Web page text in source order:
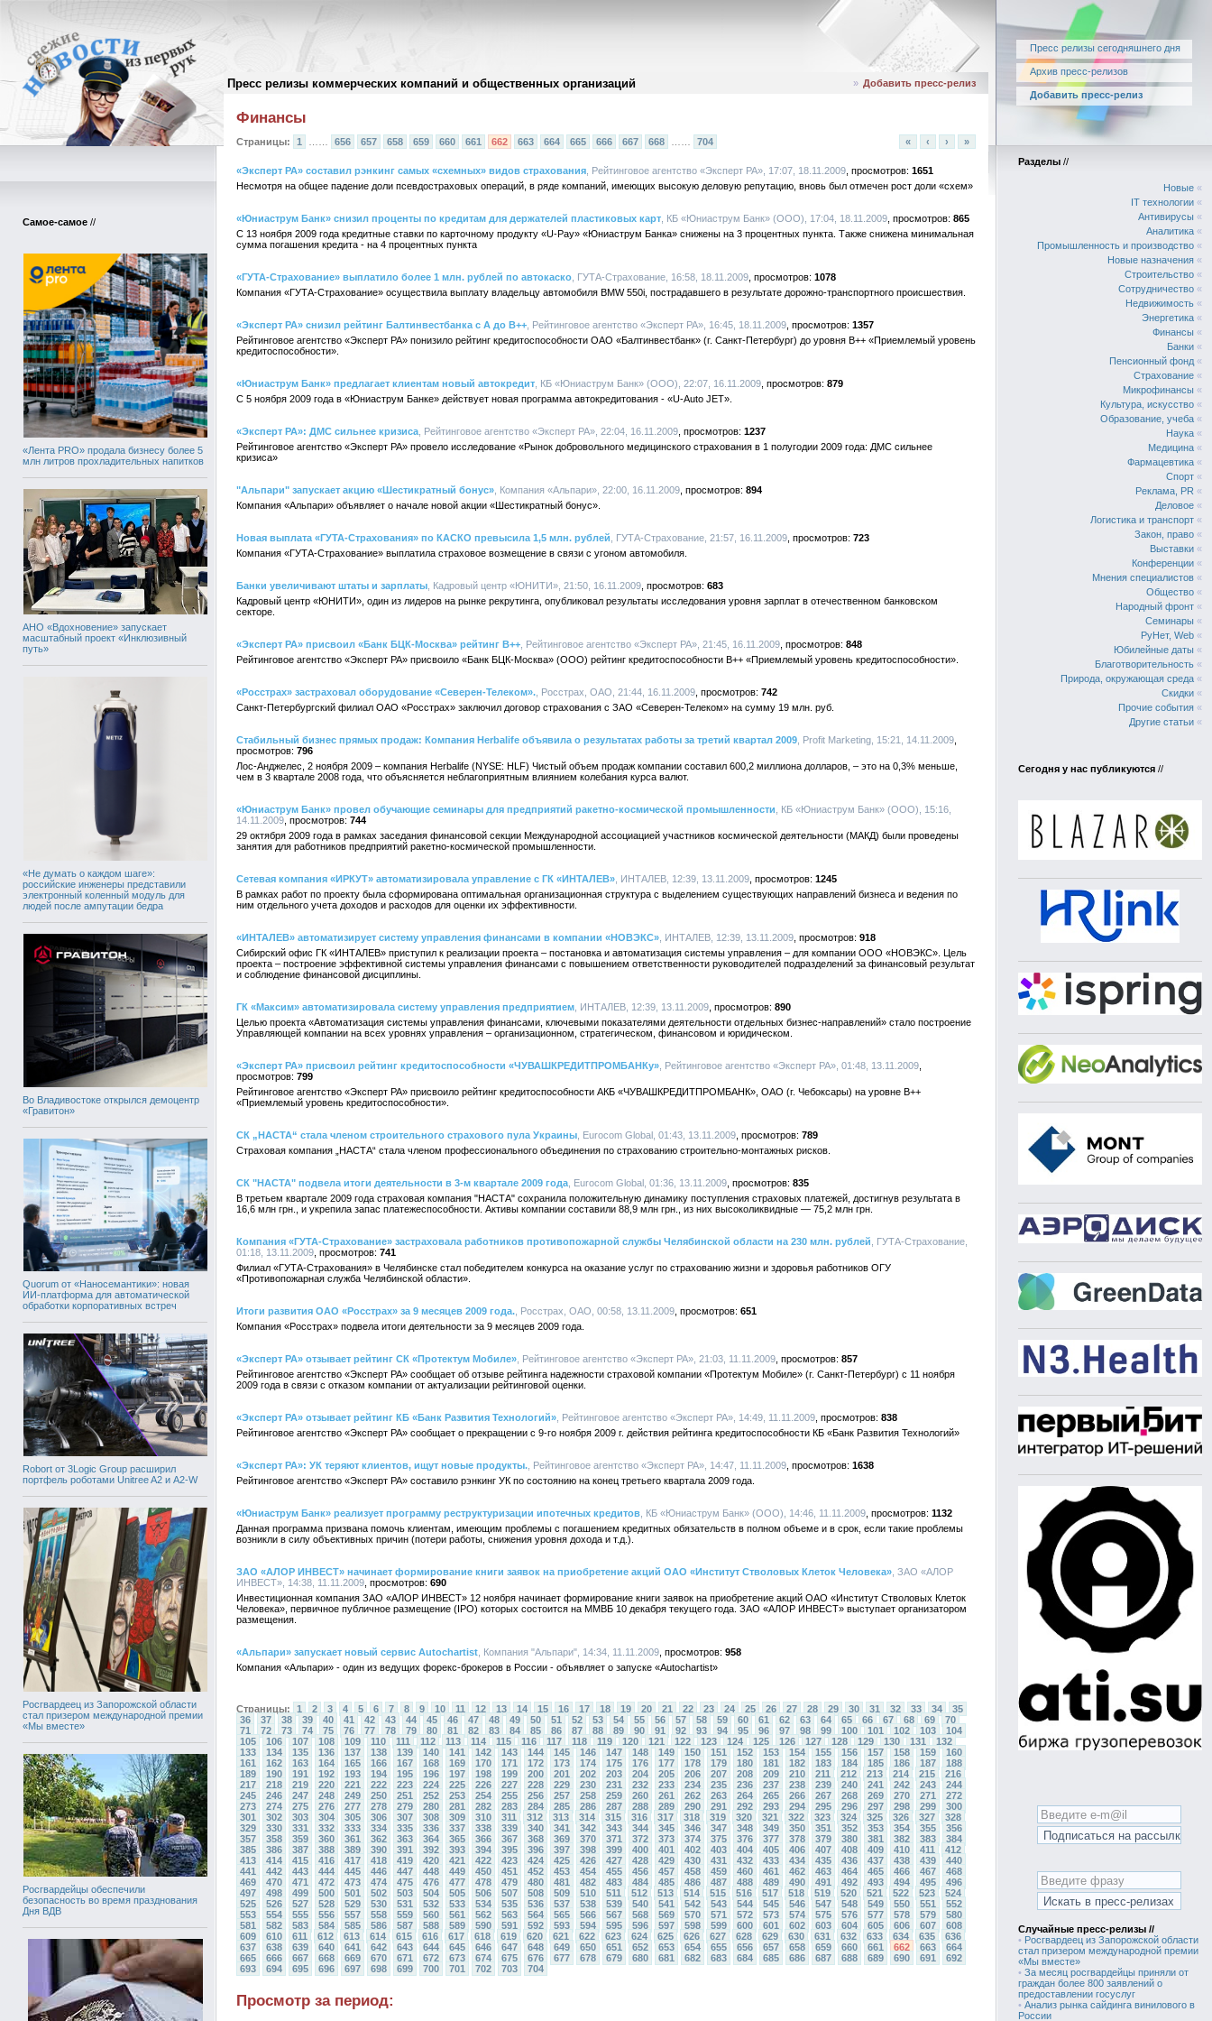
Пресс релизы коммерческих компаний и общественных организаций
Пресс релизы сегодняшнего дня
Архив пресс-релизов
Добавить пресс-релиз
Самое-самое //
«Лента PRO» продала бизнесу более 5
млн литров прохладительных напитков
АНО «Вдохновение» запускает
масштабный проект «Инклюзивный
путь»
«Не думать о каждом шаге»:
российские инженеры представили
электронный коленный модуль для
людей после ампутации бедра
Во Владивостоке открылся демоцентр
«Гравитон»
Quorum от «Наносемантики»: новая
ИИ-платформа для автоматической
обработки корпоративных встреч
Robort от 3Logic Group расширил
портфель роботами Unitree A2 и A2-W
Росгвардеец из Запорожской области
стал призером международной премии
«Мы вместе»
Росгвардейцы обеспечили
безопасность во время празднования
Дня ВДВ
Архив пресс-релизов// » Добавить пресс-релиз
Финансы
Страницы: 1 656 657 658 659 660 661 662 663 664 665 666 667 668 704 « ‹ › »
«Эксперт РА» составил рэнкинг самых «схемных» видов страхования , Рейтинговое агентство «Эксперт РА», 17:07, 18.11.2009
1651
Несмотря на общее падение доли псевдостраховых операций, в ряде компаний, имеющих высокую деловую репутацию, вновь был отмечен рост доли «схем»
«Юниаструм Банк» снизил проценты по кредитам для держателей пластиковых карт , КБ «Юниаструм Банк» (ООО), 17:04, 18.11.2009
865
С 13 ноября 2009 года кредитные ставки по карточному продукту «U-Pay» «Юниаструм Банка» снижены на 3 процентных пункта. Также снижена минимальная
сумма погашения кредита - на 4 процентных пункта
«ГУТА-Страхование» выплатило более 1 млн. рублей по автокаско , ГУТА-Страхование, 16:58, 18.11.2009
1078
Компания «ГУТА-Страхование» осуществила выплату владельцу автомобиля BMW 550i, пострадавшего в результате дорожно-транспортного происшествия.
«Эксперт РА» снизил рейтинг Балтинвестбанка с А до В++ , Рейтинговое агентство «Эксперт РА», 16:45, 18.11.2009
1357
Рейтинговое агентство «Эксперт РА» понизило рейтинг кредитоспособности ОАО «Балтинвестбанк» (г. Санкт-Петербург) до уровня В++ «Приемлемый уровень
кредитоспособности».
«Юниаструм Банк» предлагает клиентам новый автокредит , КБ «Юниаструм Банк» (ООО), 22:07, 16.11.2009
879
С 5 ноября 2009 года в «Юниаструм Банке» действует новая программа автокредитования - «U-Auto JET».
«Эксперт РА»: ДМС сильнее кризиса , Рейтинговое агентство «Эксперт РА», 22:04, 16.11.2009
1237
Рейтинговое агентство «Эксперт РА» провело исследование «Рынок добровольного медицинского страхования в 1 полугодии 2009 года: ДМС сильнее
кризиса»
"Альпари" запускает акцию «Шестикратный бонус» , Компания «Альпари», 22:00, 16.11.2009
894
Компания «Альпари» объявляет о начале новой акции «Шестикратный бонус».
Новая выплата «ГУТА-Страхования» по КАСКО превысила 1,5 млн. рублей , ГУТА-Страхование, 21:57, 16.11.2009
723
Компания «ГУТА-Страхование» выплатила страховое возмещение в связи с угоном автомобиля.
Банки увеличивают штаты и зарплаты , Кадровый центр «ЮНИТИ», 21:50, 16.11.2009
683
Кадровый центр «ЮНИТИ», один из лидеров на рынке рекрутинга, опубликовал результаты исследования уровня зарплат в отечественном банковском
секторе.
«Эксперт РА» присвоил «Банк БЦК-Москва» рейтинг В++ , Рейтинговое агентство «Эксперт РА», 21:45, 16.11.2009
848
Рейтинговое агентство «Эксперт РА» присвоило «Банк БЦК-Москва» (ООО) рейтинг кредитоспособности В++ «Приемлемый уровень кредитоспособности».
«Росстрах» застраховал оборудование «Северен-Телеком». , Росстрах, ОАО, 21:44, 16.11.2009
742
Санкт-Петербургский филиал ОАО «Росстрах» заключил договор страхования с ЗАО «Северен-Телеком» на сумму 19 млн. руб.
Стабильный бизнес прямых продаж: Компания Herbalife объявила о результатах работы за третий квартал 2009 , Profit Marketing, 15:21, 14.11.2009
796
Лос-Анджелес, 2 ноября 2009 – компания Herbalife (NYSE: HLF) Чистый объем продаж компании составил 600,2 миллиона долларов, – это на 0,3% меньше,
чем в 3 квартале 2008 года, что объясняется неблагоприятным влиянием колебания курса валют.
«Юниаструм Банк» провел обучающие семинары для предприятий ракетно-космической промышленности , КБ «Юниаструм Банк» (ООО), 15:16,
14.11.2009
744
29 октября 2009 года в рамках заседания финансовой секции Международной ассоциацией участников космической деятельности (МАКД) были проведены
занятия для работников предприятий ракетно-космической промышленности.
Сетевая компания «ИРКУТ» автоматизировала управление с ГК «ИНТАЛЕВ» , ИНТАЛЕВ, 12:39, 13.11.2009
1245
В рамках работ по проекту была сформирована оптимальная организационная структура с выделением существующих направлений бизнеса и ведения по
ним отдельного учета доходов и расходов для оценки их эффективности.
«ИНТАЛЕВ» автоматизирует систему управления финансами в компании «НОВЭКС» , ИНТАЛЕВ, 12:39, 13.11.2009
918
Сибирский офис ГК «ИНТАЛЕВ» приступил к реализации проекта – постановка и автоматизация системы управления – для компании ООО «НОВЭКС». Цель
проекта – построение эффективной системы управления финансами с повышением ответственности руководителей подразделений за финансовый результат
и соблюдение финансовой дисциплины.
ГК «Максим» автоматизировала систему управления предприятием , ИНТАЛЕВ, 12:39, 13.11.2009
890
Целью проекта «Автоматизация системы управления финансами, ключевыми показателями деятельности отдельных бизнес-направлений» стало построение
Управляющей компании на всех уровнях управления – организационном, стратегическом, финансовом и юридическом.
«Эксперт РА» присвоил рейтинг кредитоспособности «ЧУВАШКРЕДИТПРОМБАНКу» , Рейтинговое агентство «Эксперт РА», 01:48, 13.11.2009
799
Рейтинговое агентство «Эксперт РА» присвоило рейтинг кредитоспособности АКБ «ЧУВАШКРЕДИТПРОМБАНК», ОАО (г. Чебоксары) на уровне В++
«Приемлемый уровень кредитоспособности».
СК „НАСТА“ стала членом строительного страхового пула Украины , Eurocom Global, 01:43, 13.11.2009
789
Страховая компания „НАСТА“ стала членом профессионального объединения по страхованию строительно-монтажных рисков.
СК "НАСТА" подвела итоги деятельности в 3-м квартале 2009 года , Eurocom Global, 01:36, 13.11.2009
835
В третьем квартале 2009 года страховая компания "НАСТА" сохранила положительную динамику поступления страховых платежей, достигнув результата в
16,6 млн грн., и укрепила запас платежеспособности. Активы компании составили 88,9 млн грн., из них высоколиквидные — 75,2 млн грн.
Компания «ГУТА-Страхование» застраховала работников противопожарной службы Челябинской области на 230 млн. рублей , ГУТА-Страхование,
01:18, 13.11.2009
741
Филиал «ГУТА-Страхования» в Челябинске стал победителем конкурса на оказание услуг по страхованию жизни и здоровья работников ОГУ
«Противопожарная служба Челябинской области».
Итоги развития ОАО «Росстрах» за 9 месяцев 2009 года. , Росстрах, ОАО, 00:58, 13.11.2009
651
Компания «Росстрах» подвела итоги деятельности за 9 месяцев 2009 года.
«Эксперт РА» отзывает рейтинг СК «Протектум Мобиле» , Рейтинговое агентство «Эксперт РА», 21:03, 11.11.2009
857
Рейтинговое агентство «Эксперт РА» сообщает об отзыве рейтинга надежности страховой компании «Протектум Мобиле» (г. Санкт-Петербург) с 11 ноября
2009 года в связи с отказом компании от актуализации рейтинговой оценки.
«Эксперт РА» отзывает рейтинг КБ «Банк Развития Технологий» , Рейтинговое агентство «Эксперт РА», 14:49, 11.11.2009
838
Рейтинговое агентство «Эксперт РА» сообщает о прекращении с 9-го ноября 2009 г. действия рейтинга кредитоспособности КБ «Банк Развития Технологий»
«Эксперт РА»: УК теряют клиентов, ищут новые продукты. , Рейтинговое агентство «Эксперт РА», 14:47, 11.11.2009
1638
Рейтинговое агентство «Эксперт РА» составило рэнкинг УК по состоянию на конец третьего квартала 2009 года.
«Юниаструм Банк» реализует программу реструктуризации ипотечных кредитов , КБ «Юниаструм Банк» (ООО), 14:46, 11.11.2009
1132
Данная программа призвана помочь клиентам, имеющим проблемы с погашением кредитных обязательств в полном объеме и в срок, если такие проблемы
возникли в силу объективных причин (потери работы, снижения уровня дохода и т.д.).
ЗАО «АЛОР ИНВЕСТ» начинает формирование книги заявок на приобретение акций ОАО «Институт Стволовых Клеток Человека» , ЗАО «АЛОР
ИНВЕСТ», 14:38, 11.11.2009
690
Инвестиционная компания ЗАО «АЛОР ИНВЕСТ» 12 ноября начинает формирование книги заявок на приобретение акций ОАО «Институт Стволовых Клеток
Человека», первичное публичное размещение (IPO) которых состоится на ММВБ 10 декабря текущего года. ЗАО «АЛОР ИНВЕСТ» выступает организатором
размещения.
«Альпари» запускает новый сервис Autochartist , Компания "Альпари", 14:34, 11.11.2009
958
Компания «Альпари» - один из ведущих форекс-брокеров в России - объявляет о запуске «Autochartist»
Страницы: 1 2 3 4 5 6 7 8 9 10 11 12 13 14 15 16 17 18 19 20 21 22 23 24 25 26 27 28 29 30 31 32 33 34
35
36
37 38 39 40 41 42 43 44 45 46 47 48 49 50 51 52 53 54 55 56 57 58 59 60 61 62 63 64 65 66 67 68 69
70
71
72 73 74 75 76 77 78 79 80 81 82 83 84 85 86 87 88 89 90 91 92 93 94 95 96 97 98 99 100 101 102 103
104
105
106 107 108 109 110 111 112 113 114 115 116 117 118 119 120 121 122 123 124 125 126 127 128 129 130 131
132
133
134 135 136 137 138 139 140 141 142 143 144 145 146 147 148 149 150 151 152 153 154 155 156 157 158 159
160
161
162 163 164 165 166 167 168 169 170 171 172 173 174 175 176 177 178 179 180 181 182 183 184 185 186 187
188
189
190 191 192 193 194 195 196 197 198 199 200 201 202 203 204 205 206 207 208 209 210 211 212 213 214 215
216
217
218 219 220 221 222 223 224 225 226 227 228 229 230 231 232 233 234 235 236 237 238 239 240 241 242 243
244
245
246 247 248 249 250 251 252 253 254 255 256 257 258 259 260 261 262 263 264 265 266 267 268 269 270 271
272
273
274 275 276 277 278 279 280 281 282 283 284 285 286 287 288 289 290 291 292 293 294 295 296 297 298 299
300
301
302 303 304 305 306 307 308 309 310 311 312 313 314 315 316 317 318 319 320 321 322 323 324 325 326 327
328
329
330 331 332 333 334 335 336 337 338 339 340 341 342 343 344 345 346 347 348 349 350 351 352 353 354 355
356
357
358 359 360 361 362 363 364 365 366 367 368 369 370 371 372 373 374 375 376 377 378 379 380 381 382 383
384
385
386 387 388 389 390 391 392 393 394 395 396 397 398 399 400 401 402 403 404 405 406 407 408 409 410 411
412
413
414 415 416 417 418 419 420 421 422 423 424 425 426 427 428 429 430 431 432 433 434 435 436 437 438 439
440
441
442 443 444 445 446 447 448 449 450 451 452 453 454 455 456 457 458 459 460 461 462 463 464 465 466 467
468
469
470 471 472 473 474 475 476 477 478 479 480 481 482 483 484 485 486 487 488 489 490 491 492 493 494 495
496
497
498 499 500 501 502 503 504 505 506 507 508 509 510 511 512 513 514 515 516 517 518 519 520 521 522 523
524
525
526 527 528 529 530 531 532 533 534 535 536 537 538 539 540 541 542 543 544 545 546 547 548 549 550 551
552
553
554 555 556 557 558 559 560 561 562 563 564 565 566 567 568 569 570 571 572 573 574 575 576 577 578 579
580
581
582 583 584 585 586 587 588 589 590 591 592 593 594 595 596 597 598 599 600 601 602 603 604 605 606 607
608
609
610 611 612 613 614 615 616 617 618 619 620 621 622 623 624 625 626 627 628 629 630 631 632 633 634 635
636
637
638 639 640 641 642 643 644 645 646 647 648 649 650 651 652 653 654 655 656 657 658 659 660 661 662 663
664
665
666 667 668 669 670 671 672 673 674 675 676 677 678 679 680 681 682 683 684 685 686 687 688 689 690 691
692
693
694 695 696 697 698 699 700 701 702 703 704
Просмотр за период:
Разделы //
Новые «
IT технологии «
Антивирусы «
Аналитика «
Промышленность и производство «
Новые назначения «
Строительство «
Сотрудничество «
Недвижимость «
Энергетика «
Финансы «
Банки «
Пенсионный фонд «
Страхование «
Микрофинансы «
Культура, искусство «
Образование, учеба «
Наука «
Медицина «
Фармацевтика «
Спорт «
Реклама, PR «
Деловое «
Логистика и транспорт «
Закон, право «
Выставки «
Конференции «
Мнения специалистов «
Общество «
Народный фронт «
Семинары «
РуНет, Web «
Юбилейные даты «
Благотворительность «
Природа, окружающая среда «
Скидки «
Прочие события «
Другие статьи «
Сегодня у нас публикуются //
Случайные пресс-релизы //
• Росгвардеец из Запорожской области
стал призером международной премии
«Мы вместе»
• За месяц росгвардейцы приняли от
граждан более 800 заявлений о
предоставлении госуслуг
• Анализ рынка сайдинга винилового в
России